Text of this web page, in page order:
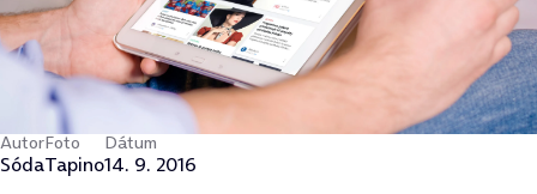
Autor
Sóda
Foto
Tapino
Dátum
14. 9. 2016